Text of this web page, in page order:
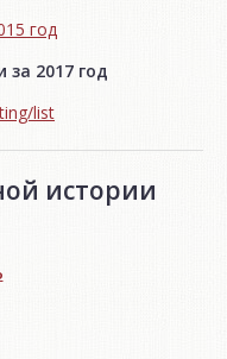
год
за 2017 год
list
истории